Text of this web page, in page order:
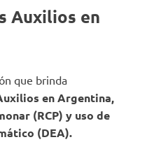
Auxilios en
que brinda
en Argentina,
(RCP) y uso de
(DEA).